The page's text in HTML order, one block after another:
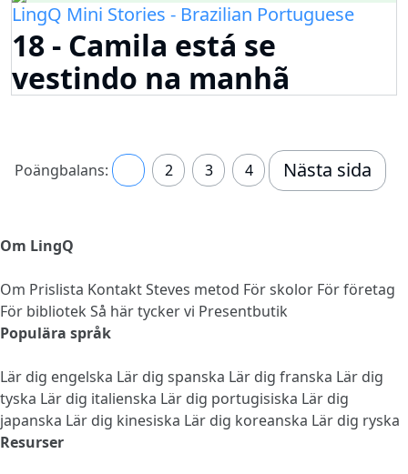
LingQ Mini Stories - Brazilian Portuguese
18 - Camila está se
vestindo na manhã
Poängbalans: 2 3 4 Nästa sida
Om LingQ
Om Prislista KontaktSteves metod För skolor För företag
För bibliotek Så här tycker vi Presentbutik
Populära språk
Lär dig engelska Lär dig spanska Lär dig franska Lär dig
tyska Lär dig italienska Lär dig portugisiska Lär dig
japanska Lär dig kinesiska Lär dig koreanska Lär dig ryska
Resurser